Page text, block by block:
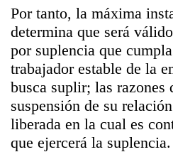
Por tanto, la máxima
determina que será
por suplencia que
trabajador estable de la
busca suplir; las razones
suspensión de su
liberada en la cual es
que ejercerá la suplencia.